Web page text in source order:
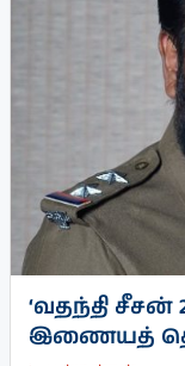
‘வதந்தி சீசன்
இணையத்